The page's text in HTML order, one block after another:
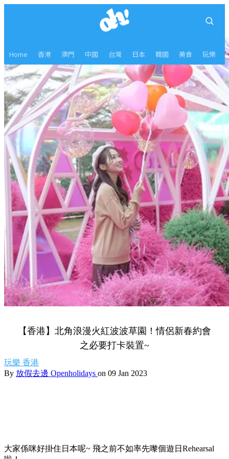
Home 香港 澳門 中國 台灣 日本 韓國 美食 玩樂
【香港】北角浪漫火紅波波草園！情侶新春約會
之必要打卡裝置~
玩樂 香港
By 放假去邊 Openholidays on 09 Jan 2023
大家係咪好掛住日本呢~ 飛之前不如率先嚟個遊日Rehearsal